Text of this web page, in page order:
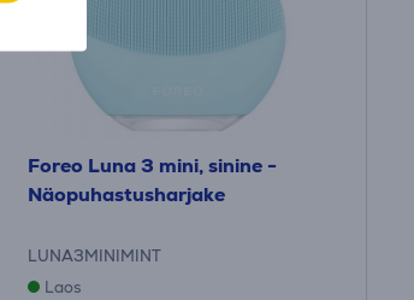
Foreo Luna 3 mini, sinine -
Näopuhastusharjake
LUNA3MINIMINT
Laos